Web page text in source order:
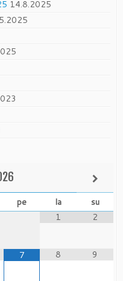
14.8.2025
pe la
su
1
2
7 8 9